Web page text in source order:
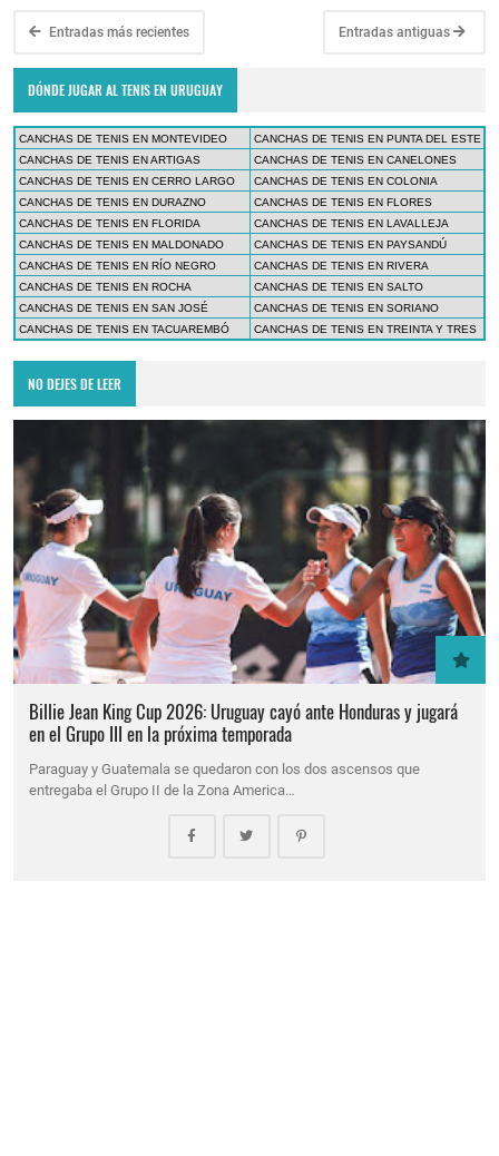
Entradas más recientes Entradas antiguas
DÓNDE JUGAR AL TENIS EN URUGUAY
CANCHAS DE TENIS EN MONTEVIDEO
CANCHAS DE TENIS EN PUNTA DEL ESTE
CANCHAS DE TENIS EN ARTIGAS
CANCHAS DE TENIS EN CANELONES
CANCHAS DE TENIS EN CERRO LARGO
CANCHAS DE TENIS EN COLONIA
CANCHAS DE TENIS EN DURAZNO
CANCHAS DE TENIS EN FLORES
CANCHAS DE TENIS EN FLORIDA
CANCHAS DE TENIS EN LAVALLEJA
CANCHAS DE TENIS EN MALDONADO
CANCHAS DE TENIS EN PAYSANDÚ
CANCHAS DE TENIS EN RÍO NEGRO
CANCHAS DE TENIS EN RIVERA
CANCHAS DE TENIS EN ROCHA
CANCHAS DE TENIS EN SALTO
CANCHAS DE TENIS EN SAN JOSÉ
CANCHAS DE TENIS EN SORIANO
CANCHAS DE TENIS EN TACUAREMBÓ
CANCHAS DE TENIS EN TREINTA Y TRES
NO DEJES DE LEER
Billie Jean King Cup 2026: Uruguay cayó ante Honduras y jugará
en el Grupo III en la próxima temporada
Paraguay y Guatemala se quedaron con los dos ascensos que
entregaba el Grupo II de la Zona America…